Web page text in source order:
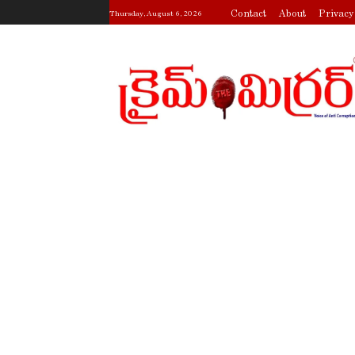
Thursday, August 6, 2026 Contact About Privacy